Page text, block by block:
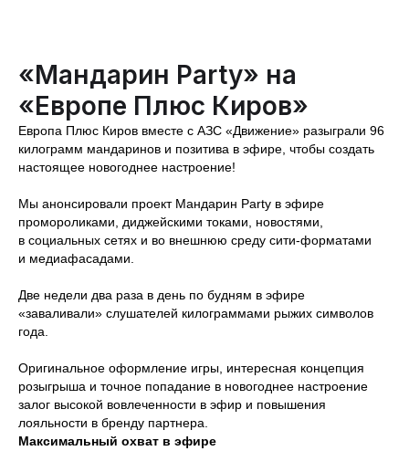
«Мандарин Party» на
«Европе Плюс Киров»
Европа Плюс Киров вместе с АЗС «Движение» разыграли 96
килограмм мандаринов и позитива в эфире, чтобы создать
настоящее новогоднее настроение!
Мы анонсировали проект Мандарин Party в эфире
промороликами, диджейскими токами, новостями,
в социальных сетях и во внешнюю среду сити-форматами
и медиафасадами.
Две недели два раза в день по будням в эфире
«‎заваливали» слушателей килограммами рыжих символов
года.
Оригинальное оформление игры, интересная концепция
розыгрыша и точное попадание в новогоднее настроение
залог высокой вовлеченности в эфир и повышения
лояльности в бренду партнера.
Максимальный охват в эфире